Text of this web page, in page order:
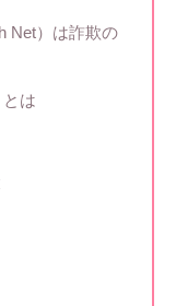
Net）は詐欺の
は